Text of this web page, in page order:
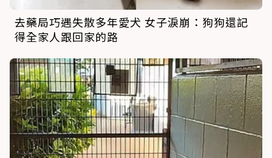
去藥局巧遇失散多年愛犬 女子淚崩：狗狗還記
得全家人跟回家的路